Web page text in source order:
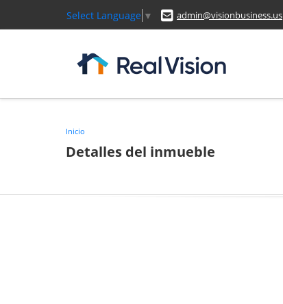
Select Language ▼ admin@visionbusiness.us
Inicio
Detalles del inmueble